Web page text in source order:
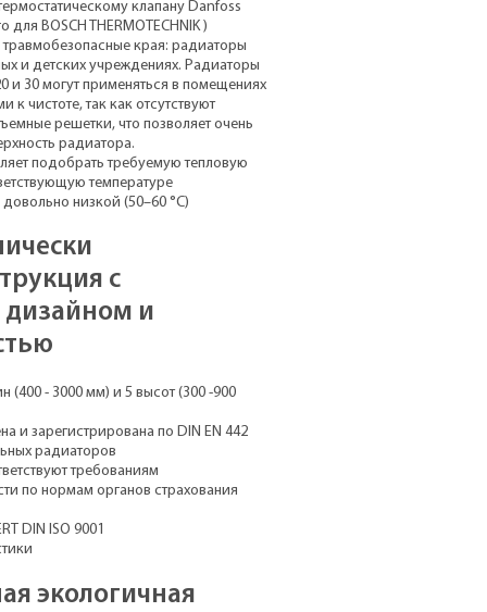
клапану Danfoss
BOSCH THERMOTECHNIK )
края: радиаторы
и детских учреждениях. Радиаторы
и 30 могут применяться в помещениях
чистоте, так как отсутствуют
решетки, что позволяет очень
радиатора.
подобрать требуемую тепловую
температуре
низкой (50–60 °С)
с
и
(400 - 3000 мм) и 5 высот (300 -900
и зарегистрирована по DIN EN 442
радиаторов
требованиям
по нормам органов страхования
DIN ISO 9001
экологичная